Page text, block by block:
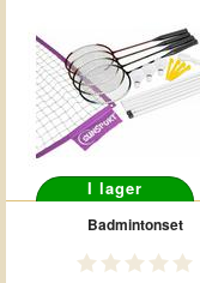
I lager
Badmintonset